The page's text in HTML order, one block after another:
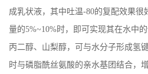
成乳状液，其中吐温-80的复配效果很
量的5%~10%时，即可实现其在水中
丙二醇、山梨醇，可与水分子形成氢
时与磷脂酰丝氨酸的亲水基团结合，